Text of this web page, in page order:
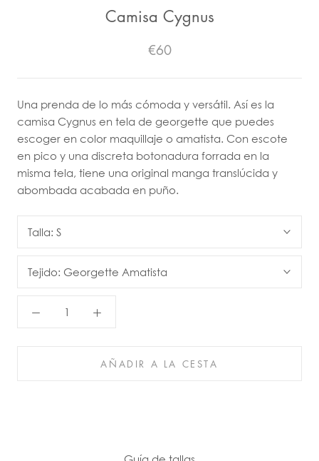
Camisa Cygnus
€60
Una prenda de lo más cómoda y versátil. Así es la
camisa Cygnus en tela de georgette que puedes
escoger en color maquillaje o amatista. Con escote
en pico y una discreta botonadura forrada en la
misma tela, tiene una original manga translúcida y
abombada acabada en puño.
Talla: S
Tejido: Georgette Amatista
AÑADIR A LA CESTA